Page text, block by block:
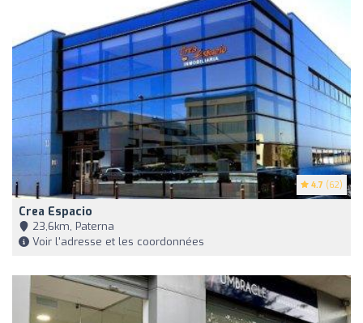
4.7 (62)
Crea Espacio
23,6km, Paterna
Voir l'adresse et les coordonnées